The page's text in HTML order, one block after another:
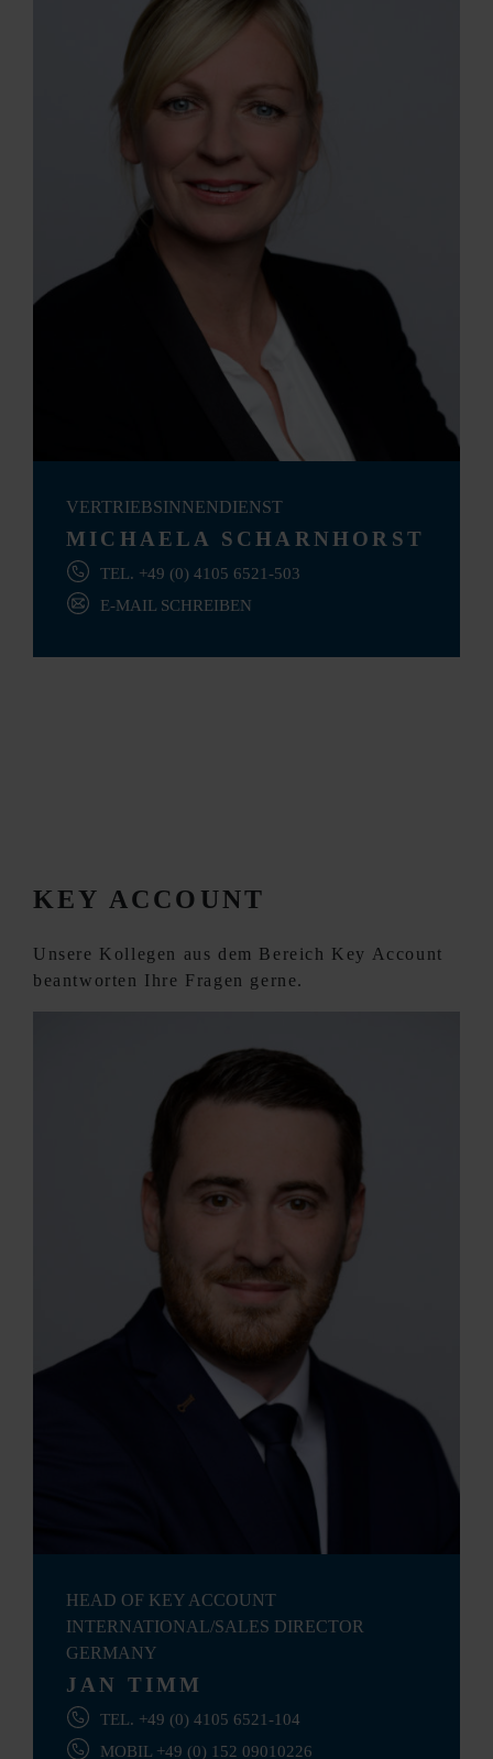
VERTRIEBSINNENDIENST
MICHAELA SCHARNHORST
TEL. +49 (0) 4105 6521-503
E-MAIL SCHREIBEN
KEY ACCOUNT
Unsere Kollegen aus dem Bereich Key Account
beantworten Ihre Fragen gerne.
HEAD OF KEY ACCOUNT
INTERNATIONAL/SALES DIRECTOR
GERMANY
JAN TIMM
TEL. +49 (0) 4105 6521-104
MOBIL +49 (0) 152 09010226